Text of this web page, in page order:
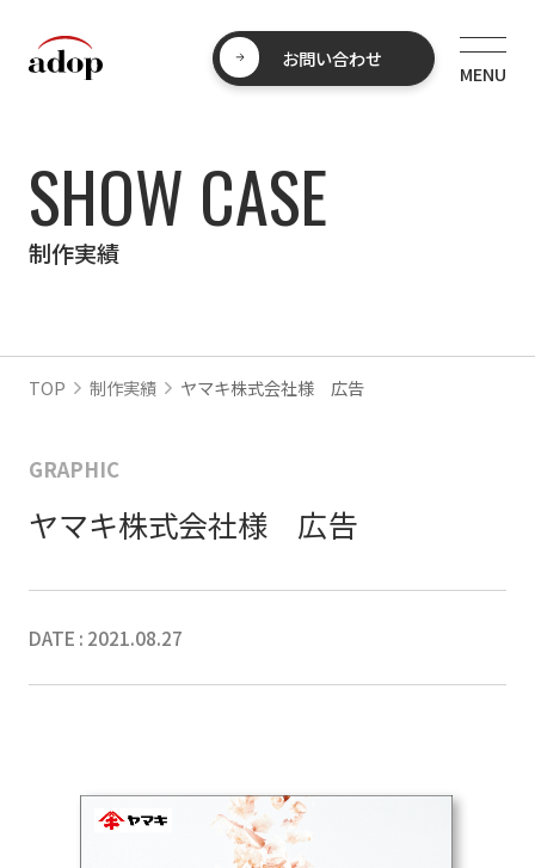
お問い合わせ
SHOW CASE
制作実績
TOP 制作実績 ヤマキ株式会社様 広告
GRAPHIC
ヤマキ株式会社様 広告
DATE : 2021.08.27